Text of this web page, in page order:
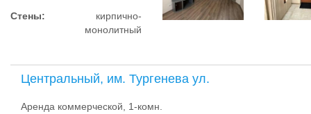
Стены:
кирпично-
монолитный
Центральный, им. Тургенева ул.
Аренда коммерческой, 1-комн.